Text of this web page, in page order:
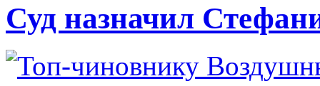
Суд назначил